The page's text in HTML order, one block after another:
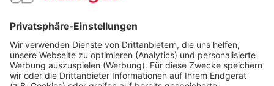
Kunden haben sich ebenfalls angesehen
Über uns